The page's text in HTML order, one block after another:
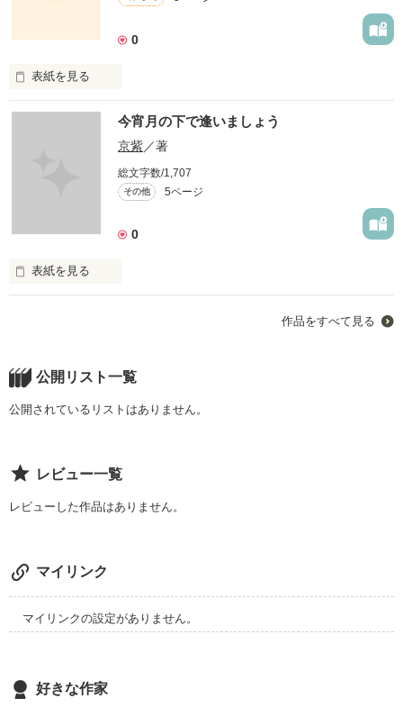
0
表紙を見る
背も高くて家事も出来て頭も良くて格好いい！！
彼は
オタクだったのです！！
今宵月の下で逢いましょう
京紫／著
総文字数/1,707
その他 5ページ
0
表紙を見る
作品をすべて見る
公開リスト一覧
公開されているリストはありません。
レビュー一覧
レビューした作品はありません。
マイリンク
マイリンクの設定がありません。
好きな作家